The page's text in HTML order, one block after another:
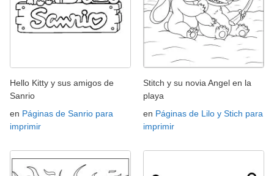
Hello Kitty y sus amigos de
Sanrio
en Páginas de Sanrio para
imprimir
Stitch y su novia Angel en la
playa
en Páginas de Lilo y Stich para
imprimir